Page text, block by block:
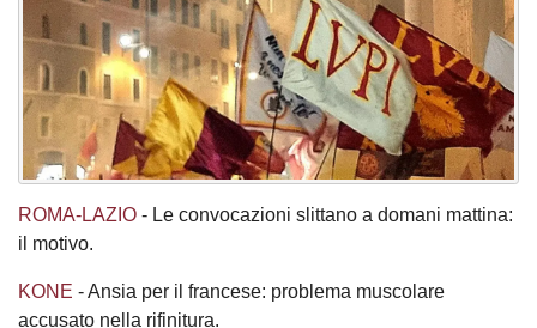
ROMA-LAZIO - Le convocazioni slittano a domani mattina:
il motivo.
KONE - Ansia per il francese: problema muscolare
accusato nella rifinitura.